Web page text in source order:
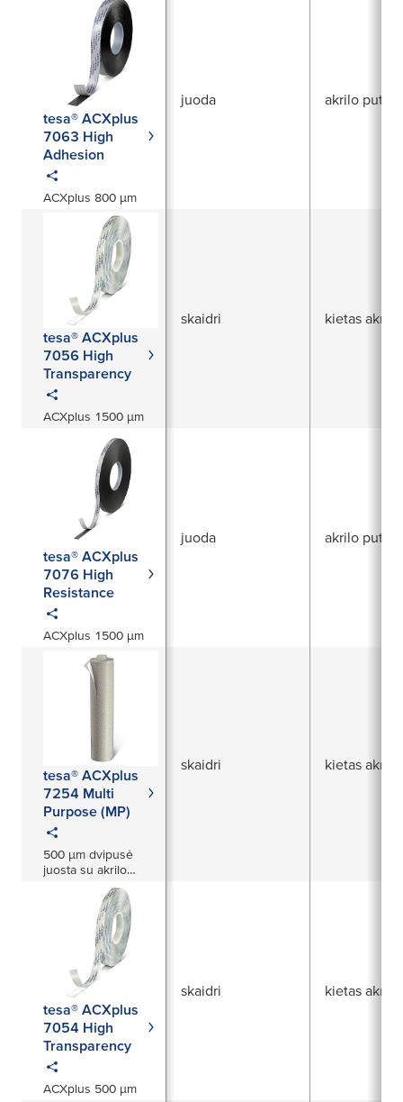
tesa® ACXplus
7063 High
Adhesion
ACXplus 800 µm
juoda akrilo putos
tesa® ACXplus
7056 High
Transparency
ACXplus 1500 µm
skaidri kietas
tesa® ACXplus
7076 High
Resistance
ACXplus 1500 µm
juoda akrilo putos
tesa® ACXplus
7254 Multi
Purpose (MP)
500 µm dvipusė
juosta su akrilo
skaidri kietas
tesa® ACXplus
7054 High
Transparency
ACXplus 500 µm
skaidri kietas